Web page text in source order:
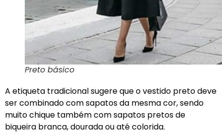
Preto básico
A etiqueta tradicional sugere que o vestido preto deve
ser combinado com sapatos da mesma cor, sendo
muito chique também com sapatos pretos de
biqueira branca, dourada ou até colorida.